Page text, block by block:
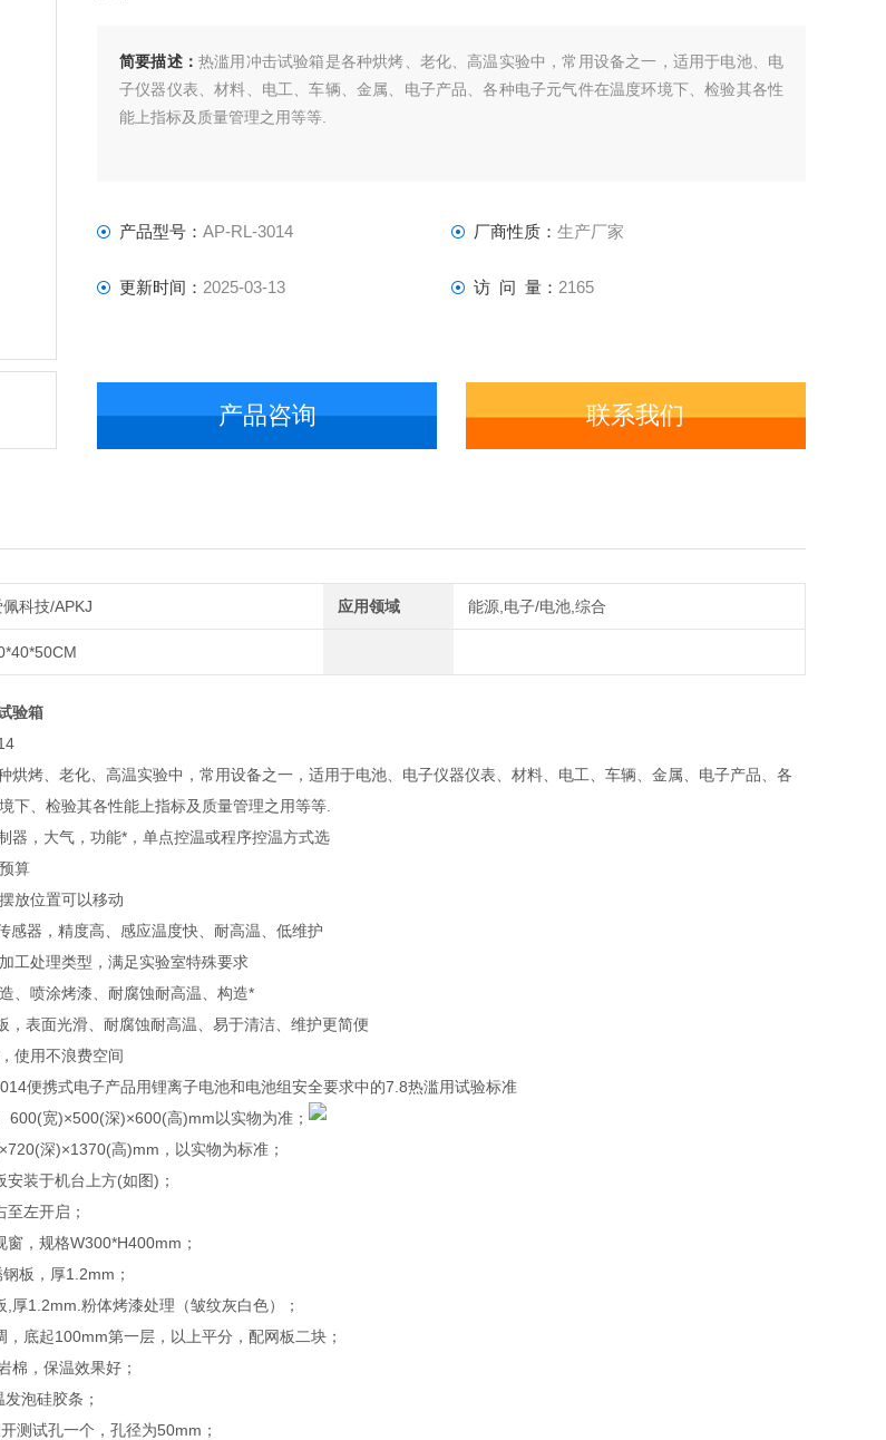
简要描述： 热滥用冲击试验箱是各种烘烤、老化、高温实验中，常用设备之一，适用于电池、电
子仪器仪表、材料、电工、车辆、金属、电子产品、各种电子元气件在温度环境下、检验其各性
能上指标及质量管理之用等等.
产品型号： AP-RL-3014 厂商性质： 生产厂家
更新时间： 2025-03-13 访 问 量： 2165
产品咨询 联系我们
佩科技/APKJ 应用领域 能源,电子/电池,综合
验箱
烘烤、老化、高温实验中，常用设备之一，适用于电池、电子仪器仪表、材料、电工、车辆、金属、电子产品、各
下、检验其各性能上指标及质量管理之用等等.
器，大气，功能*，单点控温或程序控温方式选
算
放位置可以移动
感器，精度高、感应温度快、耐高温、低维护
工处理类型，满足实验室特殊要求
、喷涂烤漆、耐腐蚀耐高温、构造*
表面光滑、耐腐蚀耐高温、易于清洁、维护更简便
使用不浪费空间
便携式电子产品用锂离子电池和电池组安全要求中的7.8热滥用试验标准
600(宽)×500(深)×600(高)mm以实物为准；
深)×1370(高)mm，以实物为标准；
装于机台上方(如图)；
左开启；
，规格W300*H400mm；
板，厚1.2mm；
厚1.2mm.粉体烤漆处理（皱纹灰白色）；
底起100mm第一层，以上平分，配网板二块；
棉，保温效果好；
泡硅胶条；
测试孔一个，孔径为50mm；